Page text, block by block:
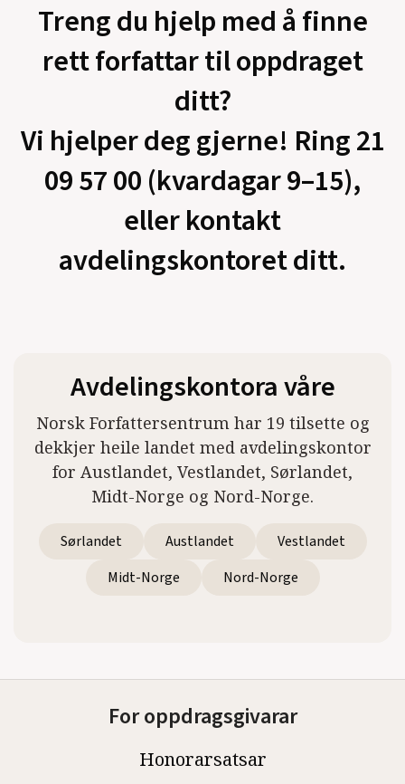
Treng du hjelp med å finne
rett forfattar til oppdraget
ditt?
Vi hjelper deg gjerne! Ring 21
09 57 00 (kvardagar 9–15),
eller kontakt
avdelingskontoret ditt.
Avdelingskontora våre
Norsk Forfattersentrum har 19 tilsette og
dekkjer heile landet med avdelingskontor
for Austlandet, Vestlandet, Sørlandet,
Midt-Norge og Nord-Norge.
Sørlandet Austlandet
Vestlandet
Midt-Norge
Nord-Norge
For oppdragsgivarar
Honorarsatsar